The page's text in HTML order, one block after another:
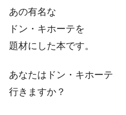
あの有名な
ドン・キホーテを
題材にした本です。
あなたはドン・キホーテ
行きますか？